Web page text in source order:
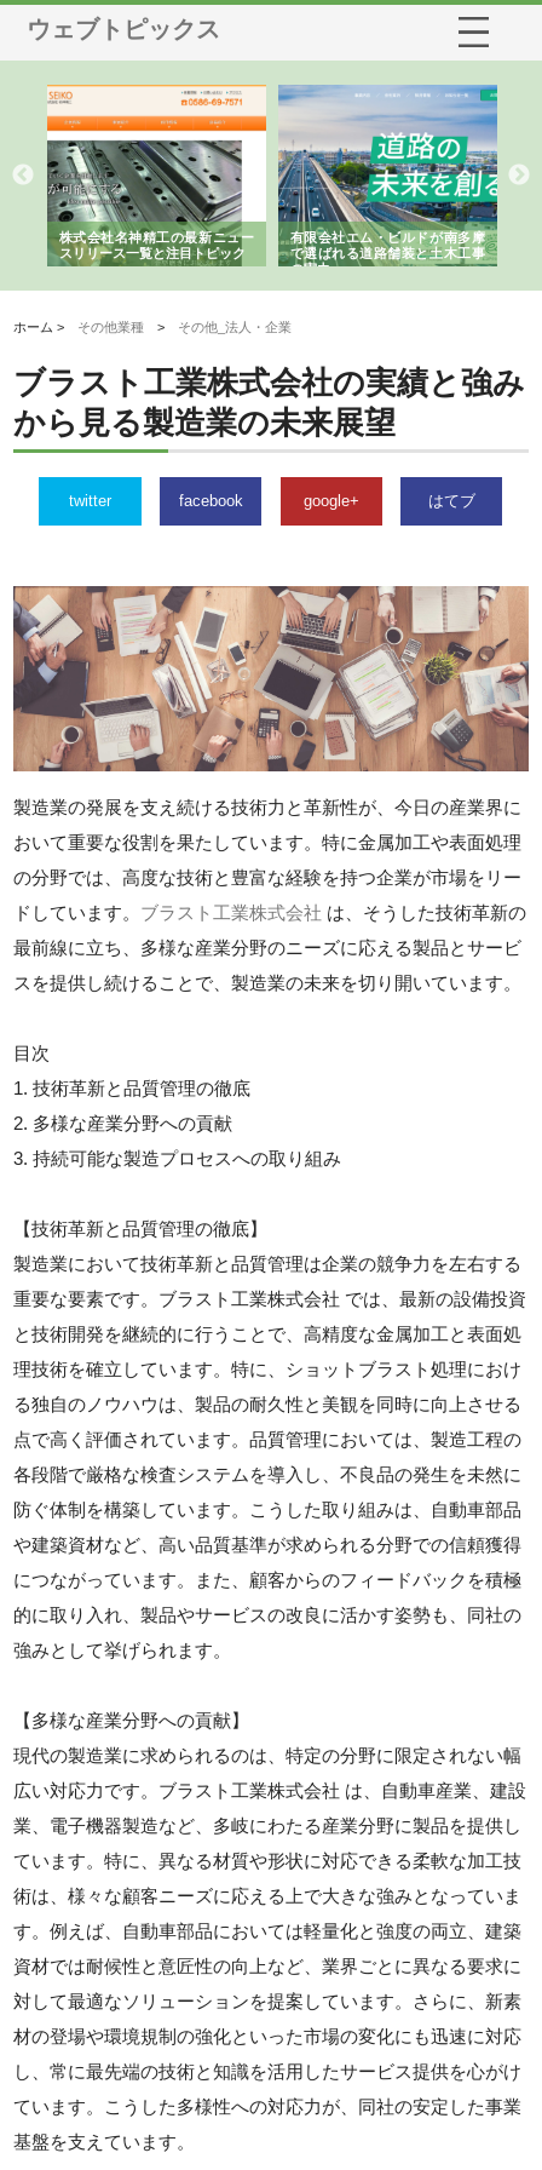
ウェブトピックス
株式会社名神精工の最新ニュー
スリリース一覧と注目トピック
有限会社エム・ビルドが南多摩
で選ばれる道路舗装と土木工事
の実力
ホーム > その他業種 > その他_法人・企業
ブラスト工業株式会社の実績と強み
から見る製造業の未来展望
twitter facebook google+ はてブ
製造業の発展を支え続ける技術力と革新性が、今日の産業界に
おいて重要な役割を果たしています。特に金属加工や表面処理
の分野では、高度な技術と豊富な経験を持つ企業が市場をリー
ドしています。 ブラスト工業株式会社 は、そうした技術革新の
最前線に立ち、多様な産業分野のニーズに応える製品とサービ
スを提供し続けることで、製造業の未来を切り開いています。
目次
1. 技術革新と品質管理の徹底
2. 多様な産業分野への貢献
3. 持続可能な製造プロセスへの取り組み
【技術革新と品質管理の徹底】
製造業において技術革新と品質管理は企業の競争力を左右する
重要な要素です。ブラスト工業株式会社 では、最新の設備投資
と技術開発を継続的に行うことで、高精度な金属加工と表面処
理技術を確立しています。特に、ショットブラスト処理におけ
る独自のノウハウは、製品の耐久性と美観を同時に向上させる
点で高く評価されています。品質管理においては、製造工程の
各段階で厳格な検査システムを導入し、不良品の発生を未然に
防ぐ体制を構築しています。こうした取り組みは、自動車部品
や建築資材など、高い品質基準が求められる分野での信頼獲得
につながっています。また、顧客からのフィードバックを積極
的に取り入れ、製品やサービスの改良に活かす姿勢も、同社の
強みとして挙げられます。
【多様な産業分野への貢献】
現代の製造業に求められるのは、特定の分野に限定されない幅
広い対応力です。ブラスト工業株式会社 は、自動車産業、建設
業、電子機器製造など、多岐にわたる産業分野に製品を提供し
ています。特に、異なる材質や形状に対応できる柔軟な加工技
術は、様々な顧客ニーズに応える上で大きな強みとなっていま
す。例えば、自動車部品においては軽量化と強度の両立、建築
資材では耐候性と意匠性の向上など、業界ごとに異なる要求に
対して最適なソリューションを提案しています。さらに、新素
材の登場や環境規制の強化といった市場の変化にも迅速に対応
し、常に最先端の技術と知識を活用したサービス提供を心がけ
ています。こうした多様性への対応力が、同社の安定した事業
基盤を支えています。